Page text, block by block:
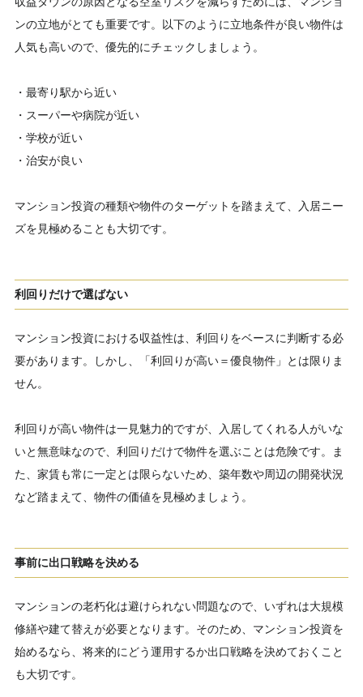
ンの立地がとても重要です。以下のように立地条件が良い物件は
人気も高いので、優先的にチェックしましょう。
・最寄り駅から近い
・スーパーや病院が近い
・学校が近い
・治安が良い
マンション投資の種類や物件のターゲットを踏まえて、入居ニー
ズを見極めることも大切です。
利回りだけで選ばない
マンション投資における収益性は、利回りをベースに判断する必
要があります。しかし、「利回りが高い＝優良物件」とは限りま
せん。
利回りが高い物件は一見魅力的ですが、入居してくれる人がいな
いと無意味なので、利回りだけで物件を選ぶことは危険です。ま
た、家賃も常に一定とは限らないため、築年数や周辺の開発状況
など踏まえて、物件の価値を見極めましょう。
事前に出口戦略を決める
マンションの老朽化は避けられない問題なので、いずれは大規模
修繕や建て替えが必要となります。そのため、マンション投資を
始めるなら、将来的にどう運用するか出口戦略を決めておくこと
も大切です。